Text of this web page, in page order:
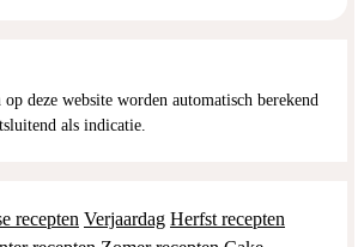
als indicatie.
recepten Verjaardag Herfst recepten